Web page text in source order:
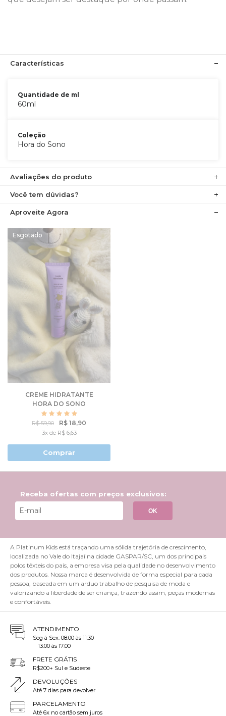
Características
Quantidade de ml
60ml
Coleção
Hora do Sono
Avaliações do produto
Você tem dúvidas?
Aproveite Agora
CREME HIDRATANTE
HORA DO SONO
R$ 59,90 R$ 18,90
3x de R$ 6,63
Comprar
Receba ofertas com preços exclusivos:
OK
A Platinum Kids está traçando uma sólida trajetória de crescimento,
localizada no Vale do Itajaí na cidade GASPAR/SC, um dos principais
polos têxteis do país, a empresa visa pela qualidade no desenvolvimento
dos produtos. Nossa marca é desenvolvida de forma especial para cada
pessoa, baseada em um arduo trabalho de pesquisa de moda e
valorizando a liberdade de ser criança, trazendo assim, peças modernas
e confortáveis.
ATENDIMENTO
Seg à Sex: 08:00 às 11:30
13:00 às 17:00
FRETE GRÁTIS
R$200+ Sul e Sudeste
DEVOLUÇÕES
Até 7 dias para devolver
PARCELAMENTO
Até 6x no cartão sem juros